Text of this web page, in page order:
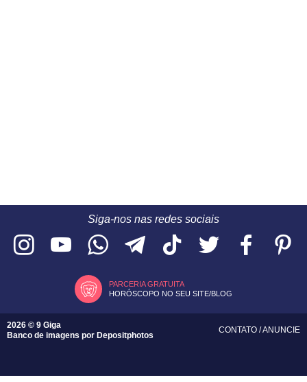
Siga-nos nas redes sociais
PARCERIA GRATUITA
HORÓSCOPO NO SEU SITE/BLOG
2026 © 9 Giga
Banco de imagens por Depositphotos
CONTATO /ANUNCIE